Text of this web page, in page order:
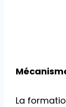
La